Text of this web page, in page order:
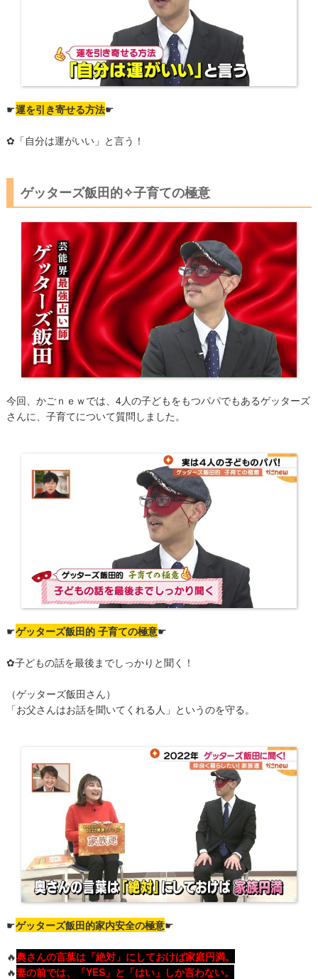
☛運を引き寄せる方法☛
✿「自分は運がいい」と言う！
​ゲッターズ飯田的✧子育ての極意
今回、かごｎｅｗでは、4人の子どもをもつパパでもあるゲッターズ
さんに、子育てについて質問しました。
☛ゲッターズ飯田的 子育ての極意☛
✿子どもの話を最後までしっかりと聞く！
​（ゲッターズ飯田さん）
「お父さんはお話を聞いてくれる人」というのを守る。
☛ゲッターズ飯田的家内安全の極意☛
🔥奥さんの言葉は「絶対」にしておけば家庭円満。
🔥妻の前では、「YES」と「はい」しか言わない。